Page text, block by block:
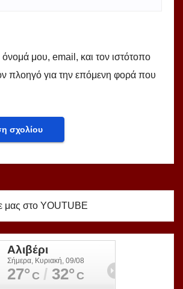
μου, email, και τον ιστότοπο
πλοηγό για την επόμενη φορά που
μας στο YOUTUBE